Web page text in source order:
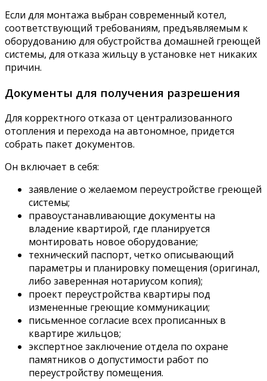
Если для монтажа выбран современный котел,
соответствующий требованиям, предъявляемым к
оборудованию для обустройства домашней греющей
системы, для отказа жильцу в установке нет никаких
причин.
Документы для получения разрешения
Для корректного отказа от централизованного
отопления и перехода на автономное, придется
собрать пакет документов.
Он включает в себя:
заявление о желаемом переустройстве греющей
системы;
правоустанавливающие документы на
владение квартирой, где планируется
монтировать новое оборудование;
технический паспорт, четко описывающий
параметры и планировку помещения (оригинал,
либо заверенная нотариусом копия);
проект переустройства квартиры под
измененные греющие коммуникации;
письменное согласие всех прописанных в
квартире жильцов;
экспертное заключение отдела по охране
памятников о допустимости работ по
переустройству помещения.